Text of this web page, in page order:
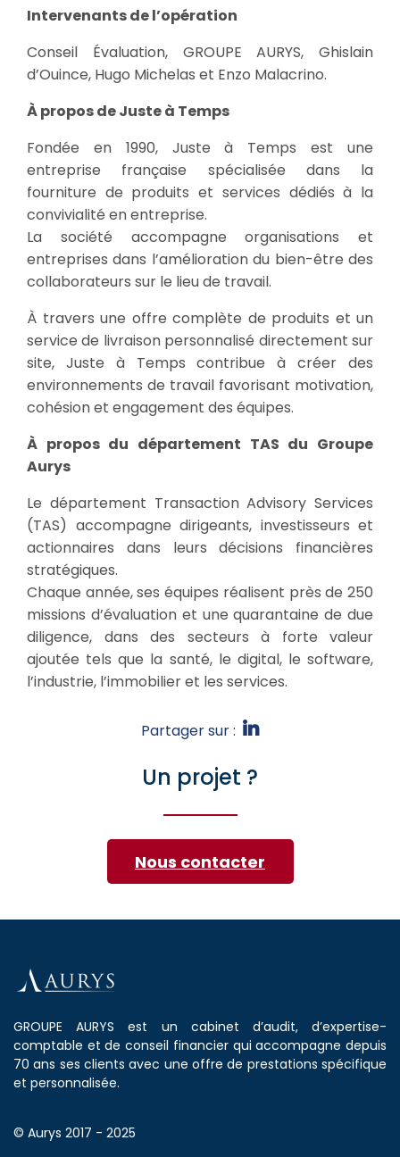
Intervenants de l’opération
Conseil Évaluation, GROUPE AURYS, Ghislain
d’Ouince, Hugo Michelas et Enzo Malacrino.
À propos de Juste à Temps
Fondée en 1990, Juste à Temps est une
entreprise française spécialisée dans la
fourniture de produits et services dédiés à la
convivialité en entreprise.
La société accompagne organisations et
entreprises dans l’amélioration du bien-être des
collaborateurs sur le lieu de travail.
À travers une offre complète de produits et un
service de livraison personnalisé directement sur
site, Juste à Temps contribue à créer des
environnements de travail favorisant motivation,
cohésion et engagement des équipes.
À propos du département TAS du Groupe
Aurys
Le département Transaction Advisory Services
(TAS) accompagne dirigeants, investisseurs et
actionnaires dans leurs décisions financières
stratégiques.
Chaque année, ses équipes réalisent près de 250
missions d’évaluation et une quarantaine de due
diligence, dans des secteurs à forte valeur
ajoutée tels que la santé, le digital, le software,
l’industrie, l’immobilier et les services.
Partager sur :
Un projet ?
Nous contacter
GROUPE AURYS est un cabinet d’audit, d’expertise-
comptable et de conseil financier qui accompagne depuis
70 ans ses clients avec une offre de prestations spécifique
et personnalisée.
© Aurys 2017 - 2025